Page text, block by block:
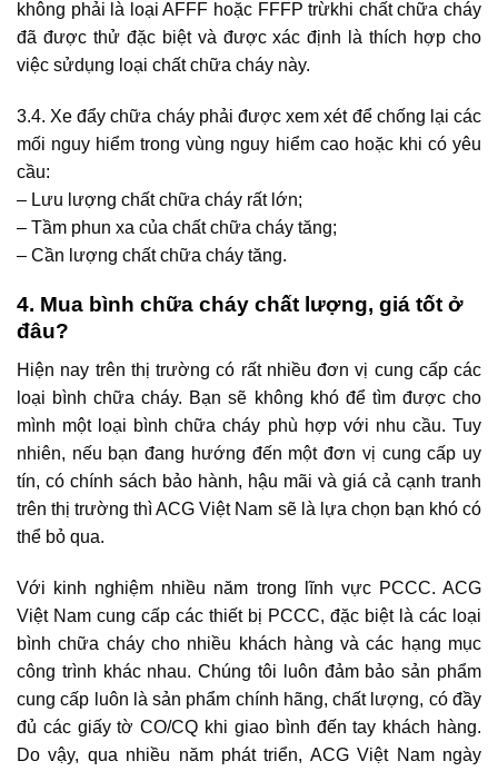
không phải là loại AFFF hoặc FFFP trừkhi chất chữa cháy
đã được thử đặc biệt và được xác định là thích hợp cho
việc sửdụng loại chất chữa cháy này.
3.4. Xe đẩy chữa cháy phải được xem xét để chống lại các
mối nguy hiểm trong vùng nguy hiểm cao hoặc khi có yêu
cầu:
– Lưu lượng chất chữa cháy rất lớn;
– Tầm phun xa của chất chữa cháy tăng;
– Cần lượng chất chữa cháy tăng.
4. Mua bình chữa cháy chất lượng, giá tốt ở
đâu?
Hiện nay trên thị trường có rất nhiều đơn vị cung cấp các
loại bình chữa cháy. Bạn sẽ không khó để tìm được cho
mình một loại bình chữa cháy phù hợp với nhu cầu. Tuy
nhiên, nếu bạn đang hướng đến một đơn vị cung cấp uy
tín, có chính sách bảo hành, hậu mãi và giá cả cạnh tranh
trên thị trường thì ACG Việt Nam sẽ là lựa chọn bạn khó có
thể bỏ qua.
Với kinh nghiệm nhiều năm trong lĩnh vực PCCC. ACG
Việt Nam cung cấp các thiết bị PCCC, đặc biệt là các loại
bình chữa cháy cho nhiều khách hàng và các hạng mục
công trình khác nhau. Chúng tôi luôn đảm bảo sản phẩm
cung cấp luôn là sản phẩm chính hãng, chất lượng, có đầy
đủ các giấy tờ CO/CQ khi giao bình đến tay khách hàng.
Do vậy, qua nhiều năm phát triển, ACG Việt Nam ngày